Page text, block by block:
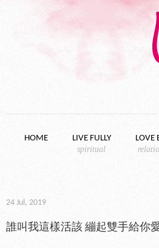
HOME
LIVE FULLY
spiritual
LOVE
24 Jul, 2019
誰叫我這樣活該 繃起雙手給你